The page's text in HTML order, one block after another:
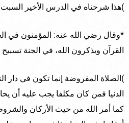
)هذا شرحناه في الدرس الأخير
*وقال رضي الله عنه: المؤمنون في
القرآن ويذكرون الله، في الجنة
)الصلاة المفروضة إنما تكون في دار
الدنيا فمن كان مكلفا يجب عليه أن
كما أمر الله من حيث الأركان